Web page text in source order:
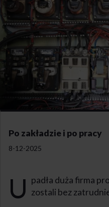
Po zakładzie i po pracy
8-12-2025
U padła duża firma
zostali bez